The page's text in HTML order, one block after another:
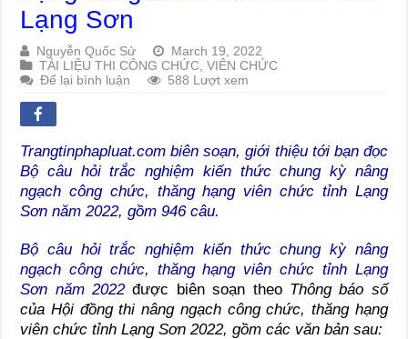
Lạng Sơn
Nguyễn Quốc Sử
March 19, 2022
TÀI LIỆU THI CÔNG CHỨC, VIÊN CHỨC
Để lại bình luận
588 Lượt xem
Trangtinphapluat.com biên soạn, giới thiệu tới bạn đọc
Bộ câu hỏi trắc nghiệm kiến thức chung kỳ nâng
ngạch công chức, thăng hạng viên chức tỉnh Lạng
Sơn năm 2022, gồm 946 câu.
Bộ câu hỏi trắc nghiệm kiến thức chung kỳ nâng
ngạch công chức, thăng hạng viên chức tỉnh Lạng
Sơn năm 2022được biên soạn theo Thông báo số
của Hội đồng thi nâng ngạch công chức, thăng hạng
viên chức tỉnh Lạng Sơn 2022, gồm các văn bản sau: